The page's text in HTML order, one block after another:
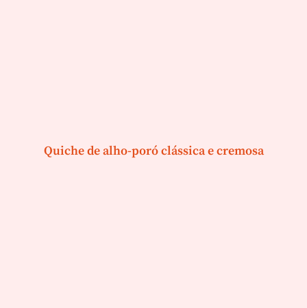
Quiche de alho-poró clássica e cremosa